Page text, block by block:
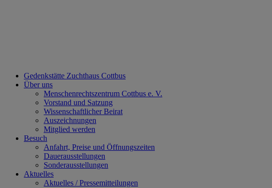
Gedenkstätte Zuchthaus Cottbus
Über uns
Menschenrechtszentrum Cottbus e. V.
Vorstand und Satzung
Wissenschaftlicher Beirat
Auszeichnungen
Mitglied werden
Besuch
Anfahrt, Preise und Öffnungszeiten
Dauerausstellungen
Sonderausstellungen
Aktuelles
Aktuelles / Pressemitteilungen